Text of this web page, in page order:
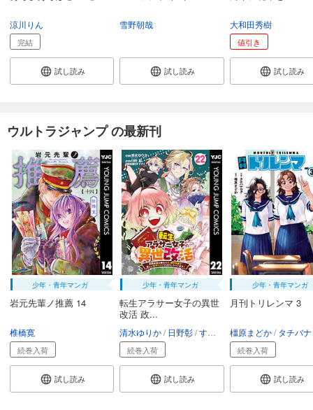
涼川りん
完結
試し読み
雪野朝哉
試し読み
大和田秀樹
値引き
試し読み
ウルトラジャンプ の最新刊
少年・青年マンガ
岩元先輩ノ推薦 14
椎橋寛
続巻入荷
試し読み
少年・青年マンガ
転生アラサー女子の異世
改活 政...
清水ゆりか 日野彰 すざく
続巻入荷
試し読み
少年・青年マンガ
月刊トリレンマ 3
橿原まどか タチバ
続巻入荷
試し読み